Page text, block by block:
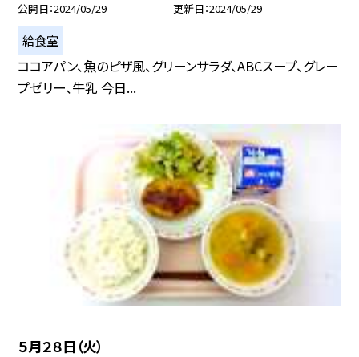
公開日 2024/05/29 更新日 2024/05/29
給食室
ココアパン、魚のピザ風、グリーンサラダ、ABCスープ、グレー
プゼリー、牛乳 今日...
５月２８日（火）